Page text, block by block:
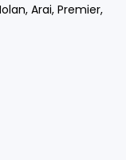
Arai, Premier,